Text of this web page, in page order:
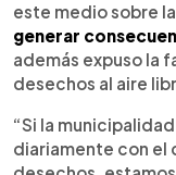
este medio sobre
generar
además expuso la
desechos al aire
“Si la
diariamente con el